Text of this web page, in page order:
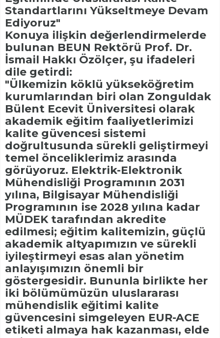
Standartlarını Yükseltmeye Devam
Ediyoruz"
Konuya ilişkin değerlendirmelerde
bulunan BEUN Rektörü Prof. Dr.
İsmail Hakkı Özölçer, şu ifadeleri
dile getirdi:
"Ülkemizin köklü yükseköğretim
kurumlarından biri olan Zonguldak
Bülent Ecevit Üniversitesi olarak
akademik eğitim faaliyetlerimizi
kalite güvencesi sistemi
doğrultusunda sürekli geliştirmeyi
temel önceliklerimiz arasında
görüyoruz. Elektrik-Elektronik
Mühendisliği Programının 2031
yılına, Bilgisayar Mühendisliği
Programının ise 2028 yılına kadar
MÜDEK tarafından akredite
edilmesi; eğitim kalitemizin, güçlü
akademik altyapımızın ve sürekli
iyileştirmeyi esas alan yönetim
anlayışımızın önemli bir
göstergesidir. Bununla birlikte her
iki bölümümüzün uluslararası
mühendislik eğitimi kalite
güvencesini simgeleyen EUR-ACE
etiketi almaya hak kazanması, elde